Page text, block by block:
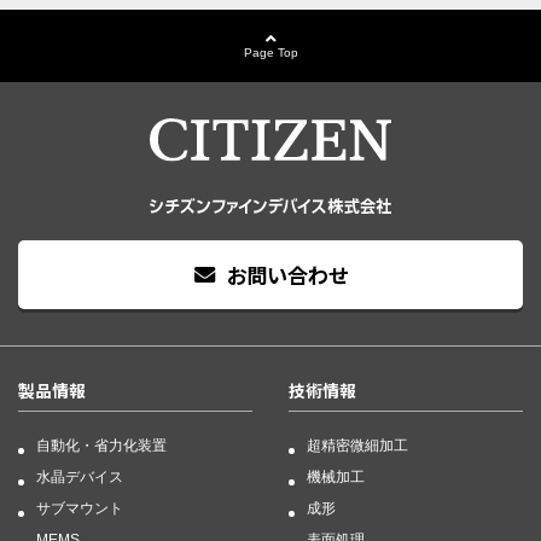
Page Top
お問い合わせ
製品情報
自動化・省力化装置
水晶デバイス
サブマウント
技術情報
超精密微細加工
機械加工
成形